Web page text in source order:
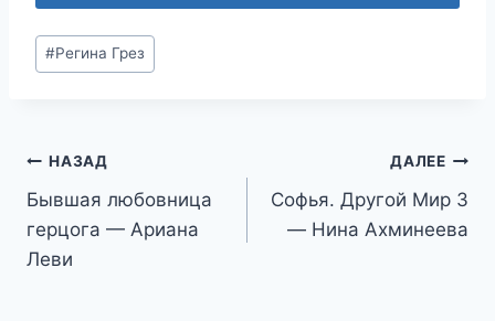
Метки
записи:
#Регина Грез
Навигация
по
записям
НАЗАД
Бывшая любовница
герцога — Ариана
Леви
ДАЛЕЕ
Софья. Другой Мир 3
— Нина Ахминеева